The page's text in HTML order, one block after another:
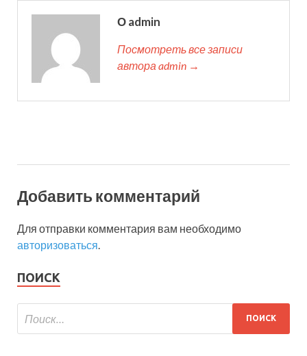
О admin
Посмотреть все записи
автора admin →
Добавить комментарий
Для отправки комментария вам необходимо
авторизоваться.
ПОИСК